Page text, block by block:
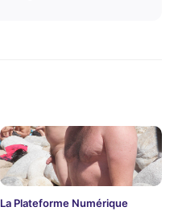
La Plateforme Numérique